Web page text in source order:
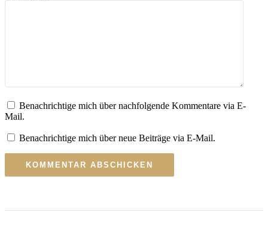
Benachrichtige mich über nachfolgende Kommentare via E-
Mail.
Benachrichtige mich über neue Beiträge via E-Mail.